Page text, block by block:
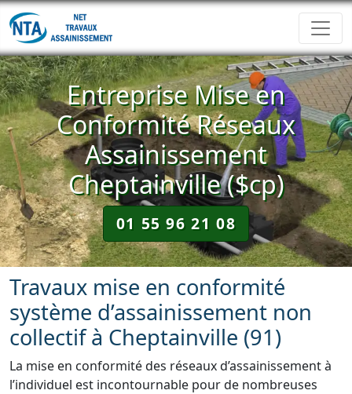
Entreprise Mise en
Conformité Réseaux
Assainissement
Cheptainville ($cp)
01 55 96 21 08
Travaux mise en conformité
système d’assainissement non
collectif à Cheptainville (91)
La mise en conformité des réseaux d’assainissement à
l’individuel est incontournable pour de nombreuses